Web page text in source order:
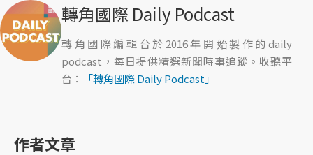
轉角國際 Daily Podcast
轉角國際編輯台於2016年開始製作的daily
podcast，每日提供精選新聞時事追蹤。收聽平
台：
「轉角國際 Daily Podcast」
作者文章